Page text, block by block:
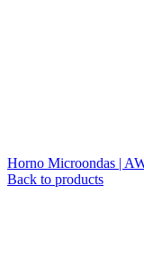
Horno Microondas |
Back to products